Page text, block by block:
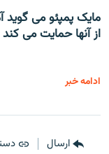
مایک پمپئو می گوید
از آنها حمایت می کند
ادامه خبر
ارسال